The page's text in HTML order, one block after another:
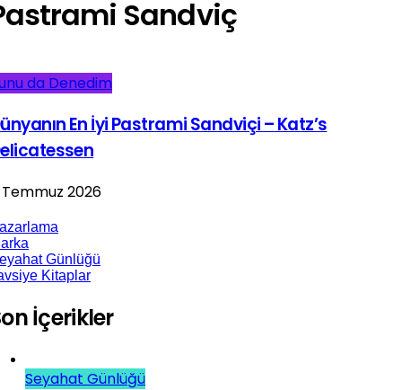
Sandviç
da Denedim
En İyi Pastrami Sandviçi – Katz’s
2026
Günlüğü
Kitaplar
İçerikler
Seyahat Günlüğü